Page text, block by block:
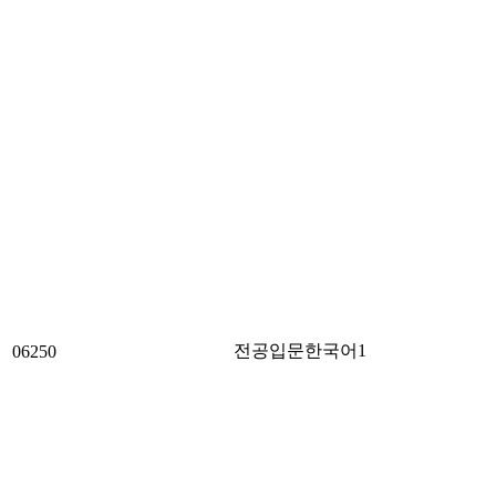
06250 전공입문한국어1